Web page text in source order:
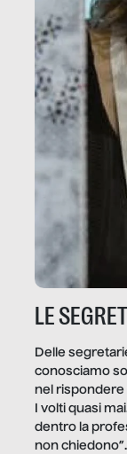
LE
Delle
conosciamo
nel rispondere
I volti quasi
dentro la
non